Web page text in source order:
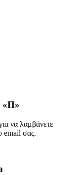
«Π»
να λαμβάνετε
email σας.